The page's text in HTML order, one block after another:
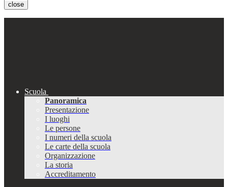
close
Scuola
Panoramica
Presentazione
I luoghi
Le persone
I numeri della scuola
Le carte della scuola
Organizzazione
La storia
Accreditamento